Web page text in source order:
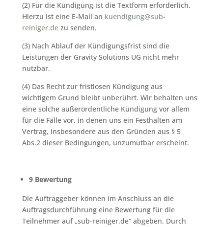
(2) Für die Kündigung ist die Textform erforderlich.
Hierzu ist eine E-Mail an kuendigung@sub-
reiniger.de zu senden.
(3) Nach Ablauf der Kündigungsfrist sind die
Leistungen der Gravity Solutions UG nicht mehr
nutzbar.
(4) Das Recht zur fristlosen Kündigung aus
wichtigem Grund bleibt unberührt. Wir behalten uns
eine solche außerordentliche Kündigung vor allem
für die Fälle vor, in denen uns ein Festhalten am
Vertrag, insbesondere aus den Gründen aus § 5
Abs.2 dieser Bedingungen, unzumutbar erscheint.
9 Bewertung
Die Auftraggeber können im Anschluss an die
Auftragsdurchführung eine Bewertung für die
Teilnehmer auf „sub-reiniger.de“ abgeben. Durch